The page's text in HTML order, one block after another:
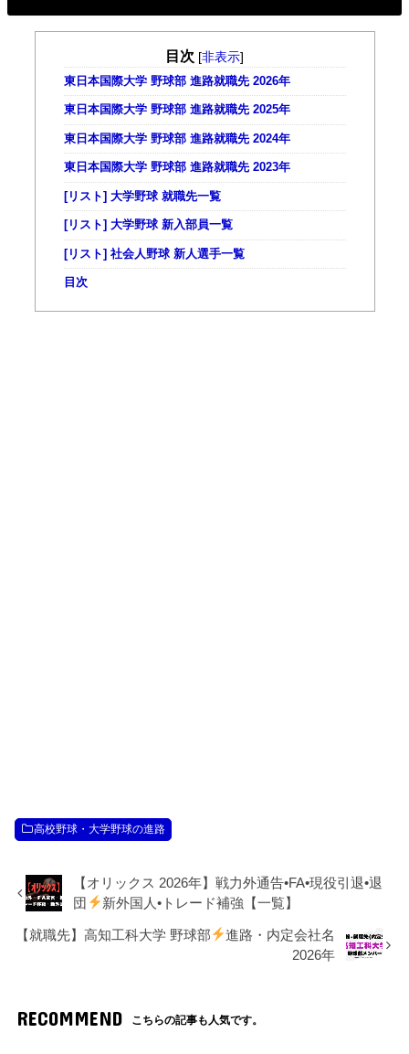
目次 [非表示]
東日本国際大学 野球部 進路就職先 2026年
東日本国際大学 野球部 進路就職先 2025年
東日本国際大学 野球部 進路就職先 2024年
東日本国際大学 野球部 進路就職先 2023年
[リスト] 大学野球 就職先一覧
[リスト] 大学野球 新入部員一覧
[リスト] 社会人野球 新人選手一覧
目次
高校野球・大学野球の進路
【オリックス 2026年】戦力外通告•FA•現役引退•退
団
新外国人•トレード補強【一覧】
【就職先】高知工科大学 野球部
進路・内定会社名
2026年
RECOMMEND こちらの記事も人気です。